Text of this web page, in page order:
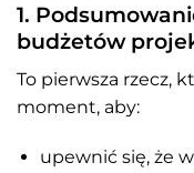
1.
budżetów
To pierwsza rzecz,
moment, aby:
upewnić się, że